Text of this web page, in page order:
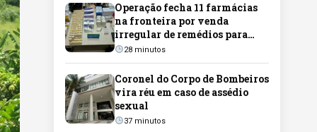
Operação fecha 11 farmácias
na fronteira por venda
irregular de remédios para
emagrecimento
28 minutos
Coronel do Corpo de Bombeiros
vira réu em caso de assédio
sexual
37 minutos